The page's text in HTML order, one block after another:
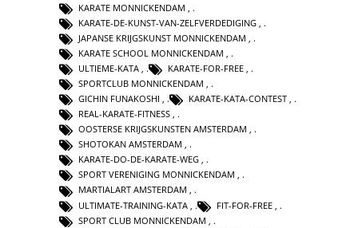
KARATE MONNICKENDAM
KARATE-DE-KUNST-VAN-ZELFVERDEDIGING
JAPANSE KRIJGSKUNST MONNICKENDAM
KARATE SCHOOL MONNICKENDAM
ULTIEME-KATA
KARATE-FOR-FREE
SPORTCLUB MONNICKENDAM ,
GICHIN FUNAKOSHI , KARATE-KATA-CONTEST ,
REAL-KARATE-FITNESS ,
OOSTERSE KRIJGSKUNSTEN AMSTERDAM ,
SHOTOKAN AMSTERDAM ,
KARATE-DO-DE-KARATE-WEG ,
SPORT VERENIGING MONNICKENDAM ,
MARTIALART AMSTERDAM ,
ULTIMATE-TRAINING-KATA
FIT-FOR-FREE
SPORT CLUB MONNICKENDAM